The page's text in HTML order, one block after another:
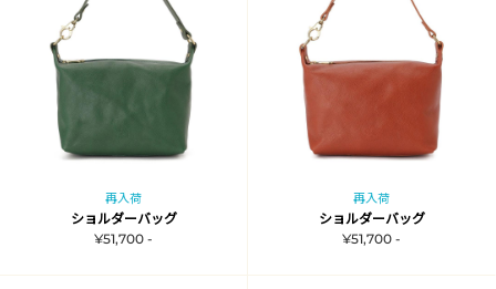
再入荷
ショルダーバッグ
¥51,700 -
再入荷
ショルダーバッグ
¥51,700 -